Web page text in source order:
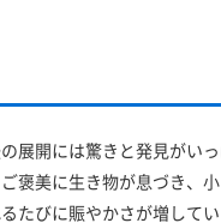
展開には驚きと発見がい
褒美に生き物が息づき、
たびに賑やかさが増して